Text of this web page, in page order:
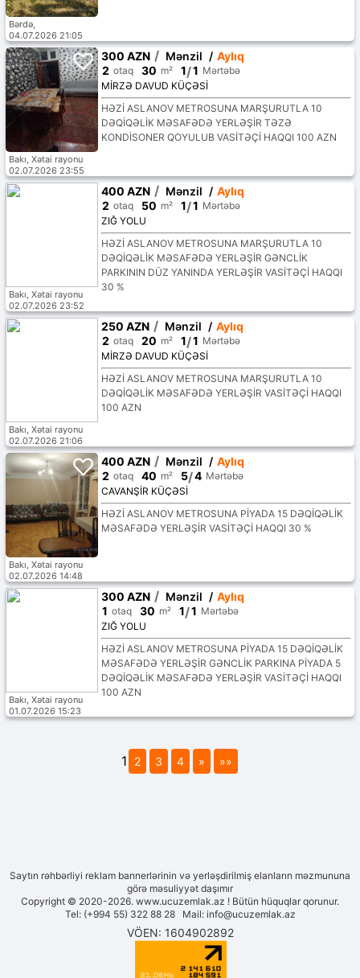
Bərdə,
04.07.2026 21:05
Bakı, Xətai rayonu
02.07.2026 23:55
300 AZN / Mənzil / Aylıq
2 otaq 30 m² 1/1 Mərtəbə
MİRZƏ DAVUD KÜÇƏSİ
HƏZİ ASLANOV METROSUNA MARŞURUTLA 10
DƏQİQƏLİK MƏSAFƏDƏ YERLƏŞİR TƏZƏ
KONDİSONER QOYULUB VASİTƏÇİ HAQQI 100 AZN
Bakı, Xətai rayonu
02.07.2026 23:52
400 AZN / Mənzil / Aylıq
2 otaq 50 m² 1/1 Mərtəbə
ZIĞ YOLU
HƏZİ ASLANOV METROSUNA MARŞURUTLA 10
DƏQİQƏLİK MƏSAFƏDƏ YERLƏŞİR GƏNCLİK
PARKININ DÜZ YANINDA YERLƏŞİR VASİTƏÇİ HAQQI
30 %
Bakı, Xətai rayonu
02.07.2026 21:06
250 AZN / Mənzil / Aylıq
2 otaq 20 m² 1/1 Mərtəbə
MİRZƏ DAVUD KÜÇƏSİ
HƏZİ ASLANOV METROSUNA MARŞURUTLA 10
DƏQİQƏLİK MƏSAFƏDƏ YERLƏŞİR VASİTƏÇİ HAQQI
100 AZN
Bakı, Xətai rayonu
02.07.2026 14:48
400 AZN / Mənzil / Aylıq
2 otaq 40 m² 5/4 Mərtəbə
CAVANŞİR KÜÇƏSİ
HƏZİ ASLANOV METROSUNA PİYADA 15 DƏQİQƏLİK
MƏSAFƏDƏ YERLƏŞİR VASİTƏÇİ HAQQI 30 %
Bakı, Xətai rayonu
01.07.2026 15:23
300 AZN / Mənzil / Aylıq
1 otaq 30 m² 1/1 Mərtəbə
ZIĞ YOLU
HƏZİ ASLANOV METROSUNA PİYADA 15 DƏQİQƏLİK
MƏSAFƏDƏ YERLƏŞİR GƏNCLİK PARKINA PİYADA 5
DƏQİQƏLİK MƏSAFƏDƏ YERLƏŞİR VASİTƏÇİ HAQQI
100 AZN
1 2 3 4 » »»
Saytın rəhbərliyi reklam bannerlərinin və yerləşdirilmiş elanların məzmununa
görə məsuliyyət daşımır
Copyright © 2020-2026. www.ucuzemlak.az ! Bütün hüquqlar qorunur.
Tel: (+994 55) 322 88 28 Mail: info@ucuzemlak.az
VÖEN: 1604902892